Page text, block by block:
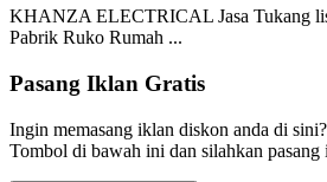
KHANZA ELECTRICAL Jasa Tukang
Pabrik Ruko Rumah ...
Pasang Iklan Gratis
Ingin memasang iklan diskon anda di
Tombol di bawah ini dan silahkan pasang